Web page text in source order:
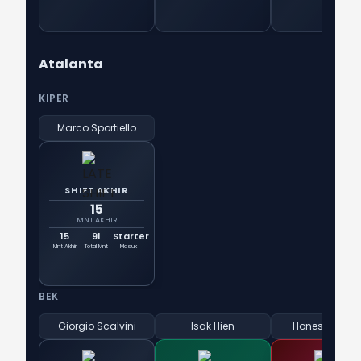
Atalanta
KIPER
Marco Sportiello
SHIFT AKHIR
15
MNT AKHIR
15
Mnt Akhir
91
Total Mnt
Starter
Masuk
BEK
Giorgio Scalvini Isak Hien Honest